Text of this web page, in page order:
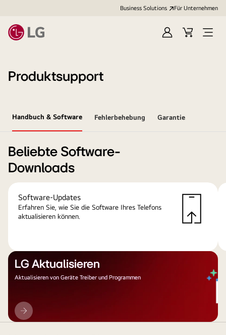
Business Solutions Für Unternehmen
Anmelden
Cart
Open
Produktsupport
Handbuch & Software Fehlerbehebung Garantie
Beliebte Software-
Downloads
Software-Updates
Erfahren Sie, wie Sie die Software Ihres Telefons
aktualisieren können.
LG Aktualisieren
Aktualisieren von Geräte Treiber und Programmen
LG
Aktualisieren